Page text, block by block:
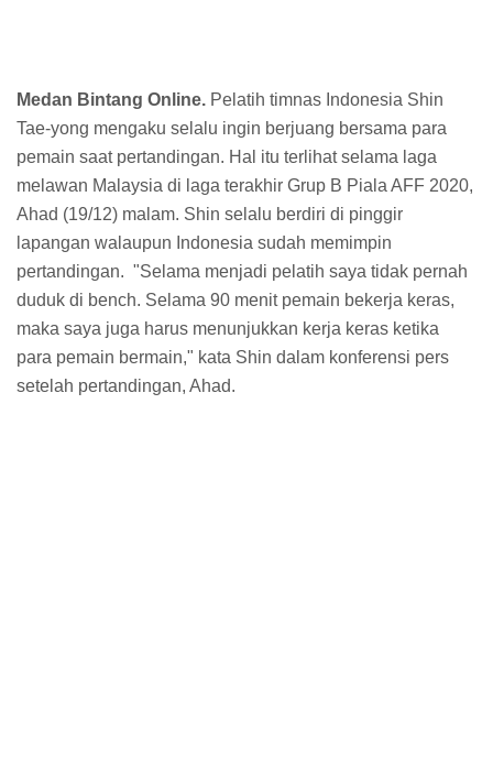
Medan Bintang Online. Pelatih timnas Indonesia Shin
Tae-yong mengaku selalu ingin berjuang bersama para
pemain saat pertandingan. Hal itu terlihat selama laga
melawan Malaysia di laga terakhir Grup B Piala AFF 2020,
Ahad (19/12) malam. Shin selalu berdiri di pinggir
lapangan walaupun Indonesia sudah memimpin
pertandingan. "Selama menjadi pelatih saya tidak pernah
duduk di bench. Selama 90 menit pemain bekerja keras,
maka saya juga harus menunjukkan kerja keras ketika
para pemain bermain," kata Shin dalam konferensi pers
setelah pertandingan, Ahad.